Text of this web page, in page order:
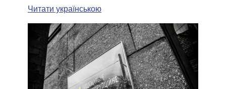
ВСЕ ПЕРСОНЫ
Читати українською